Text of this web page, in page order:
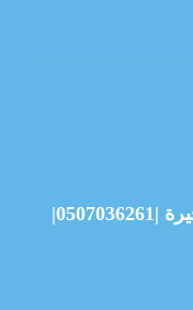
شركة مكافحة الثعابين في الفجيرة |0507036261|